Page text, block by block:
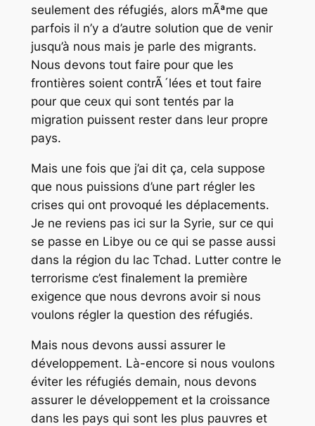
seulement des réfugiés, alors mÃªme que
parfois il n’y a d’autre solution que de venir
jusqu’à nous mais je parle des migrants.
Nous devons tout faire pour que les
frontières soient contrÃ´lées et tout faire
pour que ceux qui sont tentés par la
migration puissent rester dans leur propre
pays.
Mais une fois que j’ai dit ça, cela suppose
que nous puissions d’une part régler les
crises qui ont provoqué les déplacements.
Je ne reviens pas ici sur la Syrie, sur ce qui
se passe en Libye ou ce qui se passe aussi
dans la région du lac Tchad. Lutter contre le
terrorisme c’est finalement la première
exigence que nous devrons avoir si nous
voulons régler la question des réfugiés.
Mais nous devons aussi assurer le
développement. Là-encore si nous voulons
éviter les réfugiés demain, nous devons
assurer le développement et la croissance
dans les pays qui sont les plus pauvres et